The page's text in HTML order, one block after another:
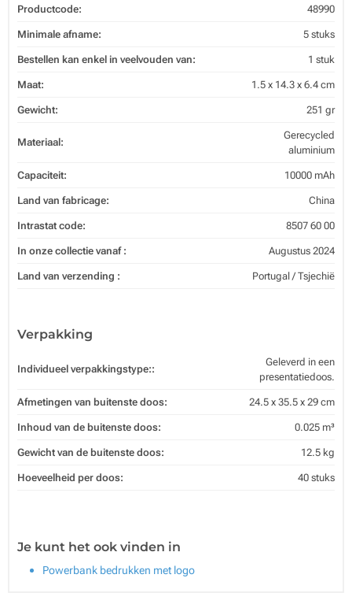
Productcode: 48990
Minimale afname: 5 stuks
Bestellen kan enkel in veelvouden van: 1 stuk
Maat: 1.5 x 14.3 x 6.4 cm
Gewicht: 251 gr
Materiaal:
Gerecycled
aluminium
Capaciteit: 10000 mAh
Land van fabricage: China
Intrastat code: 8507 60 00
In onze collectie vanaf : Augustus 2024
Land van verzending : Portugal / Tsjechië
Verpakking
Individueel verpakkingstype::
Geleverd in een
presentatiedoos.
Afmetingen van buitenste doos: 24.5 x 35.5 x 29 cm
Inhoud van de buitenste doos: 0.025 m³
Gewicht van de buitenste doos: 12.5 kg
Hoeveelheid per doos: 40 stuks
Je kunt het ook vinden in
Powerbank bedrukken met logo